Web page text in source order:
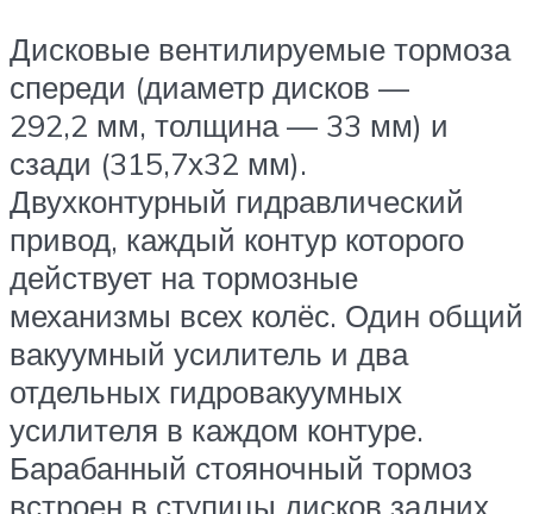
Дисковые вентилируемые тормоза
спереди (диаметр дисков —
292,2 мм, толщина — 33 мм) и
сзади (315,7х32 мм).
Двухконтурный гидравлический
привод, каждый контур которого
действует на тормозные
механизмы всех колёс. Один общий
вакуумный усилитель и два
отдельных гидровакуумных
усилителя в каждом контуре.
Барабанный стояночный тормоз
встроен в ступицы дисков задних